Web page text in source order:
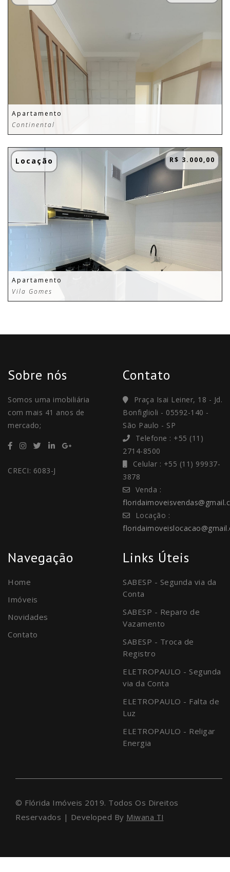
Apartamento
Continental
Locação R$ 3.000,00
Apartamento
Vila Gomes
Sobre nós
Somos uma imobiliária
com mais 41 anos de
mercado;
CRECI: 6083-J
Contato
Praça Isai Leiner, 18 - Jd.
Bonfiglioli - 05592-140 -
São Paulo - SP
Telefone : +55 (11)
2714-8500
Celular : +55 (11) 99937-
3878
Venda :
Locação :
Navegação
Home
Imóveis
Novidades
Contato
Links Úteis
SABESP - Segunda via da
Conta
SABESP - Reparo de
Vazamento
SABESP - Troca de
Registro
ELETROPAULO - Segunda
via da Conta
ELETROPAULO - Falta de
Luz
ELETROPAULO - Religar
Energia
© Flórida Imóveis 2019. Todos Os Direitos
Reservados | Developed By Miwana TI